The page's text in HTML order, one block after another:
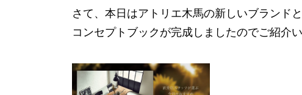
さて、本日はアトリエ木馬の新しいブランド
コンセプトブックが完成しましたのでご紹介